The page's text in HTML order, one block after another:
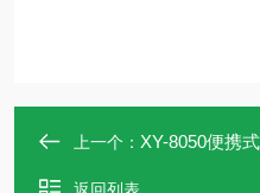
上一个： XY-8050便携